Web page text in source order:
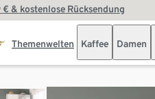
& kostenlose Rücksendung
Themenwelten Kaffee Damen